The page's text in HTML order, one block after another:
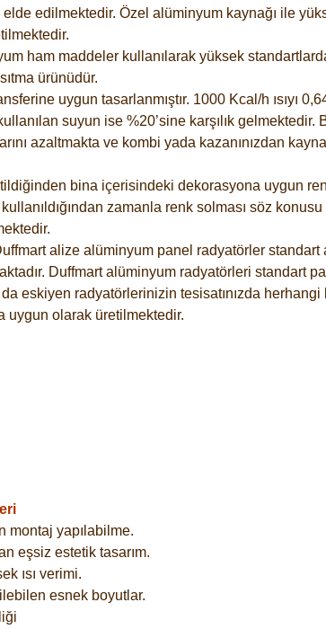
edilmektedir. Özel alüminyum kaynağı ile
ham maddeler kullanılarak yüksek
ürünüdür.
uygun tasarlanmıştır. 1000 Kcal/h ısıyı
suyun ise %20’sine karşılık
azaltmakta ve kombi yada kazanınızdan
bina içerisindeki dekorasyona uygun
zamanla renk solması söz
alize alüminyum panel radyatörler standart
Duffmart alüminyum radyatörleri standart
eskiyen radyatörlerinizin tesisatınızda
uygun olarak üretilmektedir.
montaj yapılabilme.
eşsiz estetik tasarım.
ısı verimi.
esnek boyutlar.